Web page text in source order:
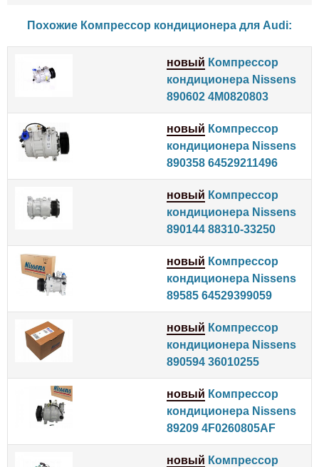
Похожие Компрессор кондиционера для Audi:
новый Компрессор
кондиционера Nissens
890602 4M0820803
новый Компрессор
кондиционера Nissens
890358 64529211496
новый Компрессор
кондиционера Nissens
890144 88310-33250
новый Компрессор
кондиционера Nissens
89585 64529399059
новый Компрессор
кондиционера Nissens
890594 36010255
новый Компрессор
кондиционера Nissens
89209 4F0260805AF
новый Компрессор